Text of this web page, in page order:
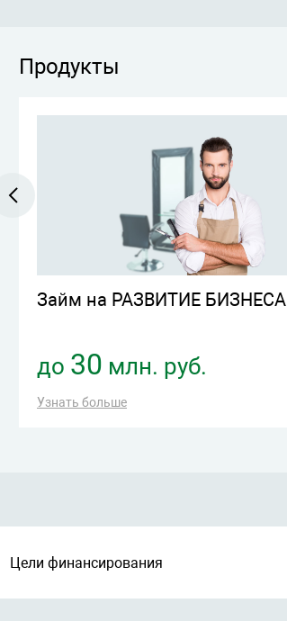
Продукты
Займ на РАЗВИТИЕ БИЗНЕСА
до 30 млн. руб.
Узнать больше
Цели финансирования